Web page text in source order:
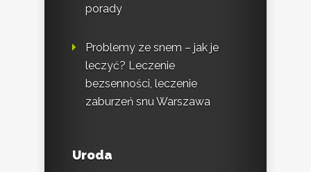
porady
Problemy ze snem – jak je
leczyć? Leczenie
bezsenności, leczenie
zaburzeń snu Warszawa
Uroda